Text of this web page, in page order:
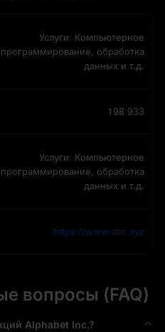
Услуги: Компьютерное
программирование, обработка
данных и т.д.
198 933
Услуги: Компьютерное
программирование, обработка
данных и т.д.
https://www.abc.xyz
вопросы (FAQ)
Alphabet Inc.?